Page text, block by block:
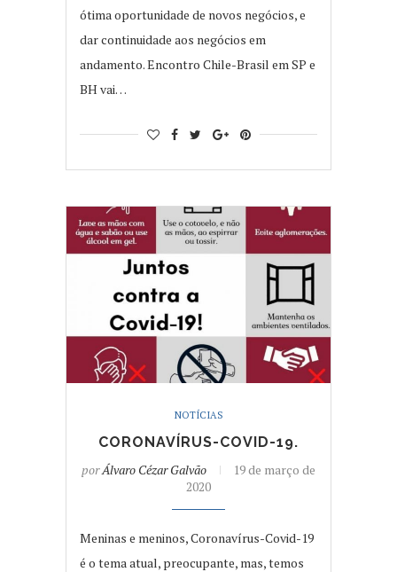
ótima oportunidade de novos negócios, e
dar continuidade aos negócios em
andamento. Encontro Chile-Brasil em SP e
BH vai…
NOTÍCIAS
CORONAVÍRUS-COVID-19.
porÁlvaro Cézar Galvão
19 de março de
2020
Meninas e meninos, Coronavírus-Covid-19
é o tema atual, preocupante, mas, temos